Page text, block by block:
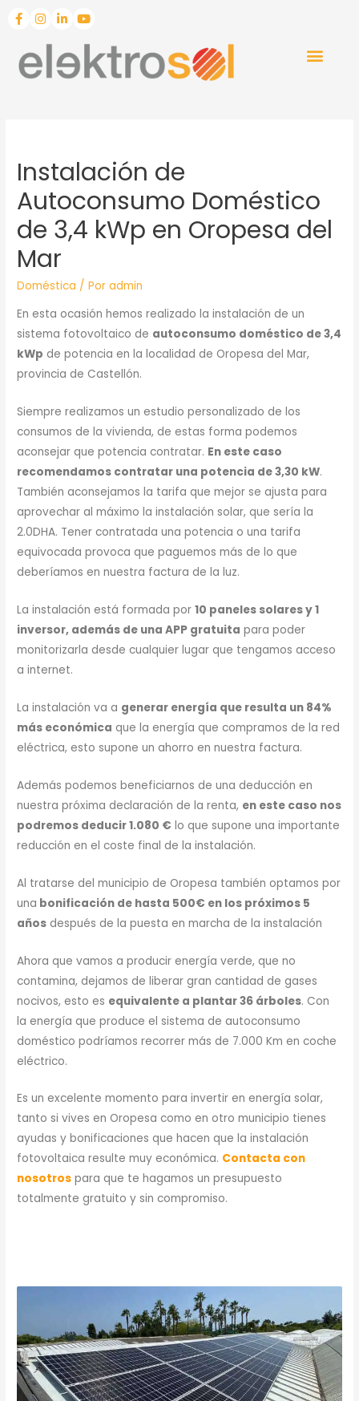
Instalación de
Autoconsumo Doméstico
de 3,4 kWp en Oropesa del
Mar
Doméstica / Poradmin
En esta ocasión hemos realizado la instalación de un
sistema fotovoltaico de autoconsumo doméstico de 3,4
kWp de potencia en la localidad de Oropesa del Mar,
provincia de Castellón.
Siempre realizamos un estudio personalizado de los
consumos de la vivienda, de estas forma podemos
aconsejar que potencia contratar. En este caso
recomendamos contratar una potencia de 3,30 kW.
También aconsejamos la tarifa que mejor se ajusta para
aprovechar al máximo la instalación solar, que sería la
2.0DHA. Tener contratada una potencia o una tarifa
equivocada provoca que paguemos más de lo que
deberíamos en nuestra factura de la luz.
La instalación está formada por10 paneles solares y 1
inversor, además de una APP gratuita para poder
monitorizarla desde cualquier lugar que tengamos acceso
a internet.
La instalación va a generar energía que resulta un 84%
más económica que la energía que compramos de la red
eléctrica, esto supone un ahorro en nuestra factura.
Además podemos beneficiarnos de una deducción en
nuestra próxima declaración de la renta, en este caso nos
podremos deducir 1.080 € lo que supone una importante
reducción en el coste final de la instalación.
Al tratarse del municipio de Oropesa también optamos por
una bonificación de hasta 500€ en los próximos 5
años después de la puesta en marcha de la instalación
Ahora que vamos a producir energía verde, que no
contamina, dejamos de liberar gran cantidad de gases
nocivos, esto es equivalente a plantar 36 árboles. Con
la energía que produce el sistema de autoconsumo
doméstico podríamos recorrer más de 7.000 Km en coche
eléctrico.
Es un excelente momento para invertir en energía solar,
tanto si vives en Oropesa como en otro municipio tienes
ayudas y bonificaciones que hacen que la instalación
fotovoltaica resulte muy económica. Contacta con
nosotros para que te hagamos un presupuesto
totalmente gratuito y sin compromiso.